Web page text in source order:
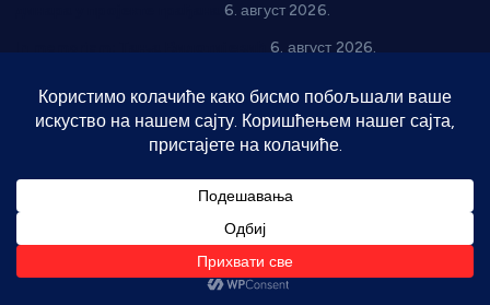
6. август 2026.
6. август 2026.
Максимовић 6. август 2026.
Александровац спреман за 61. “Жупску бербу”
Нова игралишта стижу у Бошњане, Доњи Катун и Парцане